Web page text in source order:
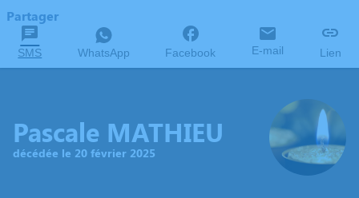
Partager
SMS WhatsApp Facebook E-mail Lien
Pascale MATHIEU
décédée le 20 février 2025